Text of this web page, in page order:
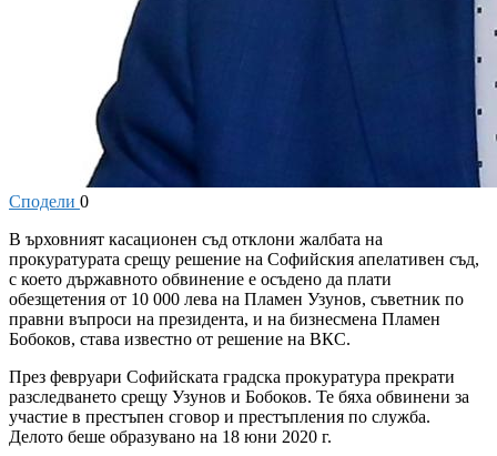
Сподели 0
В ърховният касационен съд отклони жалбата на
прокуратурата срещу решение на Софийския апелативен съд,
с което държавното обвинение е осъдено да плати
обезщетения от 10 000 лева на Пламен Узунов, съветник по
правни въпроси на президента, и на бизнесмена Пламен
Бобоков, става известно от решение на ВКС.
През февруари Софийската градска прокуратура прекрати
разследването срещу Узунов и Бобоков. Те бяха обвинени за
участие в престъпен сговор и престъпления по служба.
Делото беше образувано на 18 юни 2020 г.